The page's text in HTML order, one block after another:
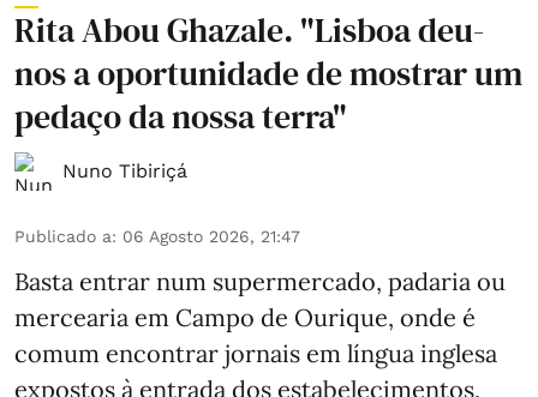
Rita Abou Ghazale. "Lisboa deu-
nos a oportunidade de mostrar um
pedaço da nossa terra"
Nuno Tibiriçá
Publicado a: 06 Agosto 2026, 21:47
Basta entrar num supermercado, padaria ou
mercearia em Campo de Ourique, onde é
comum encontrar jornais em língua inglesa
expostos à entrada dos estabelecimentos,